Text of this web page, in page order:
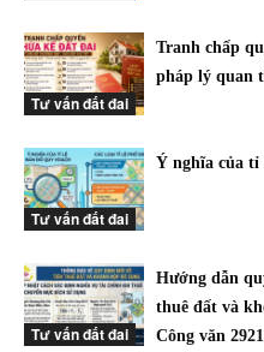
Tư vấn đất đai
Tranh chấp
pháp lý quan
Tư vấn đất đai
Ý nghĩa của tỉ
Tư vấn đất đai
Hướng dẫn
thuê đất và
Công văn